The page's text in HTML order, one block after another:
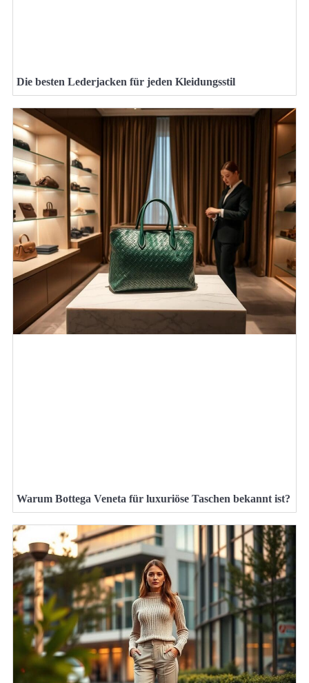
Die besten Lederjacken für jeden Kleidungsstil
Warum Bottega Veneta für luxuriöse Taschen bekannt ist?